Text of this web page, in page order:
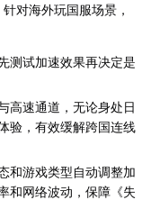
对海外玩国服场景，
测试加速效果再决定是
高速通道，无论身处日
验，有效缓解跨国连线
和游戏类型自动调整加
和网络波动，保障《失